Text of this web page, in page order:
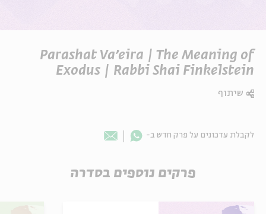
Parashat Va’eira | The Meaning of
Exodus | Rabbi Shai Finkelstein
שיתוף
לקבלת עדכונים על פרק חדש ב- Whatsapp
Email
פרקים נוספים בסדרה